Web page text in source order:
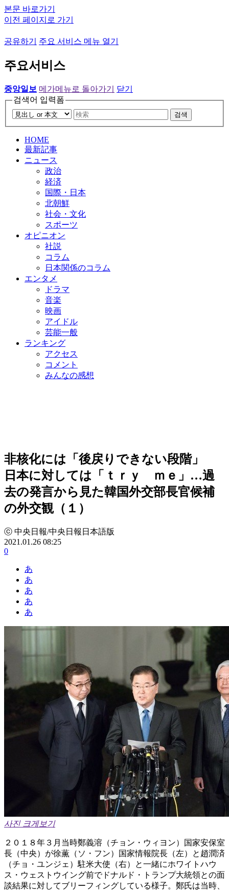
본문 바로가기
이전 페이지로 가기
공유하기 주요 서비스 메뉴 열기
주요서비스
중앙일보 메가메뉴로 돌아가기
닫기
검색어 입력폼
검색
HOME
最新記事
ニュース
政治
経済
国際・日本
北朝鮮
社会・文化
スポーツ
オピニオン
社説
コラム
日本関係のコラム
エンタメ
ドラマ
音楽
映画
アイドル
芸能一般
ランキング
アクセス
コメント
みんなの感想
非核化には「後戻りできない段階」
日本に対しては「ｔｒｙ ｍｅ」…過
去の発言から見た韓国外交部長官候補
の外交観（１）
ⓒ 中央日報/中央日報日本語版
2021.01.26 08:25
0
あ
あ
あ
あ
あ
사진 크게보기
２０１８年３月当時鄭義溶（チョン・ウィヨン）国家安保室
長（中央）が徐薫（ソ・フン）国家情報院長（左）と趙潤済
（チョ・ユンジェ）駐米大使（右）と一緒にホワイトハウ
ス・ウェストウイング前でドナルド・トランプ大統領との面
談結果に対してブリーフィングしている様子。鄭氏は当時、